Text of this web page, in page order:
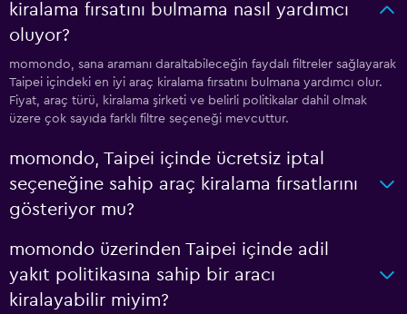
kiralama fırsatını bulmama nasıl yardımcı
oluyor?
momondo, sana aramanı daraltabileceğin faydalı filtreler sağlayarak
Taipei içindeki en iyi araç kiralama fırsatını bulmana yardımcı olur.
Fiyat, araç türü, kiralama şirketi ve belirli politikalar dahil olmak
üzere çok sayıda farklı filtre seçeneği mevcuttur.
momondo, Taipei içinde ücretsiz iptal
seçeneğine sahip araç kiralama fırsatlarını
gösteriyor mu?
momondo üzerinden Taipei içinde adil
yakıt politikasına sahip bir aracı
kiralayabilir miyim?